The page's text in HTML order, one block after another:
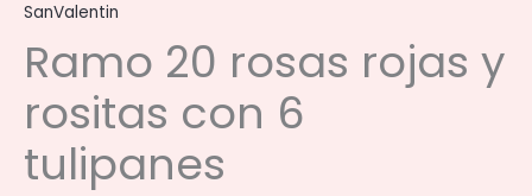
SanValentin
Ramo 20 rosas rojas y
rositas con 6
tulipanes